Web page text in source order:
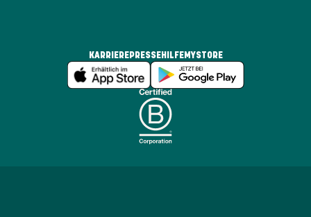
KARRIEREPRESSEHILFEMYSTORE